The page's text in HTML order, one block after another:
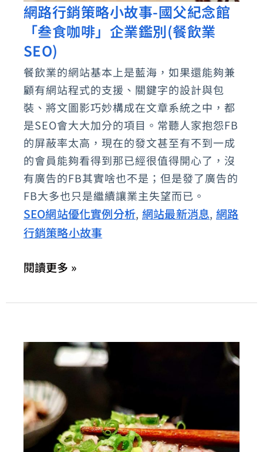
網路行銷策略小故事-國父紀念館
「叁食咖啡」企業鑑別(餐飲業
SEO)
餐飲業的網站基本上是藍海，如果還能夠兼
顧有網站程式的支援、關鍵字的設計與包
裝、將文圖影巧妙構成在文章系統之中，都
是SEO會大大加分的項目。常聽人家抱怨FB
的屏蔽率太高，現在的發文甚至有不到一成
的會員能夠看得到那已經很值得開心了，沒
有廣告的FB其實啥也不是；但是發了廣告的
FB大多也只是繼續讓業主失望而已。
SEO網站優化實例分析, 網站最新消息, 網路
行銷策略小故事
網
路
行
銷
策
略
小
故
事-
國
父
紀
念
「叁
企
鑑
別
(餐
飲
閱讀更多 »